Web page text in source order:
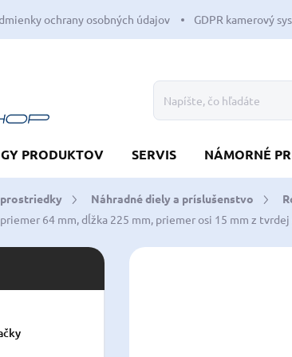
ochrany osobných údajov GDPR kamerový
PRODUKTOV SERVIS NÁMORNÉ
Náhradné diely a príslušenstvo
64 mm, dĺžka 225 mm, priemer osi 15 mm z tvrdej